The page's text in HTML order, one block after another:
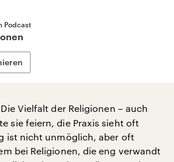
Podcast
Die Vielfalt der Religionen – auch
sie feiern, die Praxis sieht oft
ist nicht unmöglich, aber oft
bei Religionen, die eng verwandt